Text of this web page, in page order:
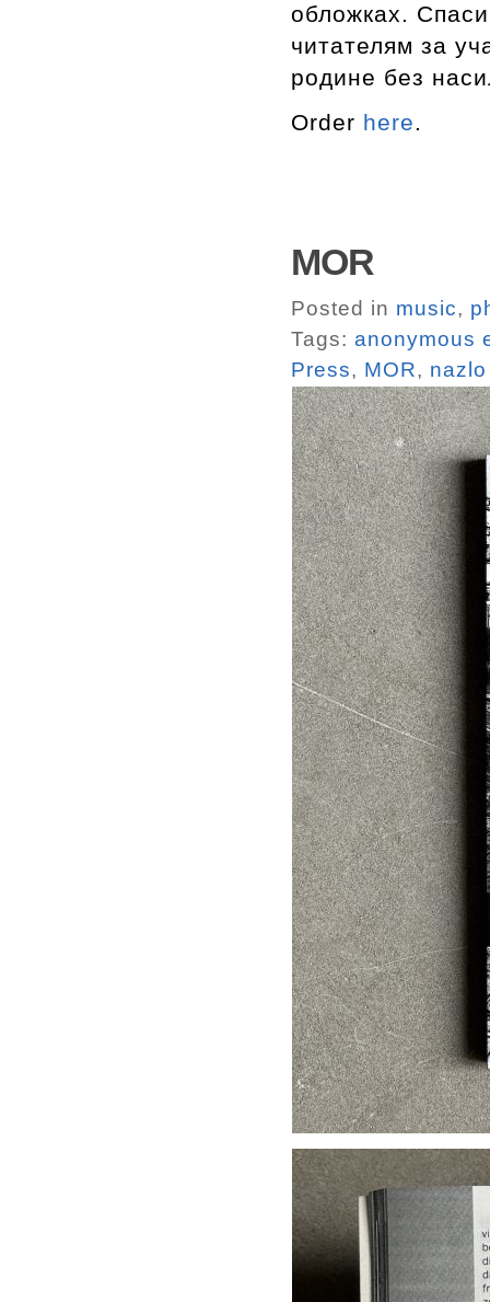
обложках.
читателям за
родине без
Order here.
MOR
Posted in music,
Tags: anonymous
Press, MOR,